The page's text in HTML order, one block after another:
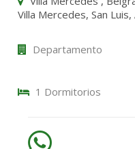
Villa Mercedes, San
Departamento
1 Dormitorios